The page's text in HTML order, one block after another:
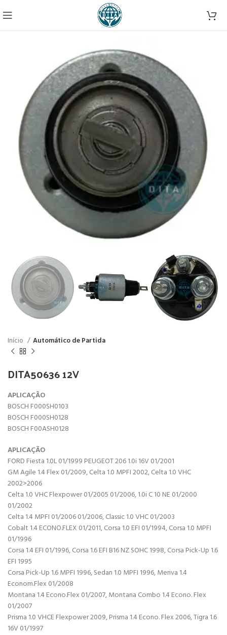
Início Automático de Partida
DITA50636 12V
APLICAÇÃO
BOSCH F000SH0103
BOSCH F000SH0128
BOSCH F00ASH0128
APLICAÇÃO
FORD Fiesta 1.0L 01/1999 PEUGEOT 206 1.0i 16V 01/2001
GM Agile 1.4 Flex 01/2009, Celta 1.0 MPFI 2002, Celta 1.0 VHC
2002>2006
Celta 1.0 VHC Flexpower 01/2005 01/2006, 1.0i C 10 NE 01/2000
01/2002
Celta 1.4 MPFI 01/2006 01/2006, Classic 1.0 VHC 01/2003
Cobalt 1.4 ECONO.FLEX 01/2011, Corsa 1.0 EFI 01/1994, Corsa 1.0 MPFI
01/1996
Corsa 1.4 EFI 01/1996, Corsa 1.6 EFI B16 NZ SOHC 1998, Corsa Pick-Up 1.6
EFI 1995
Corsa Pick-Up 1.6 MPFI 1996, Sedan 1.0 MPFI 1996, Meriva 1.4
Econom.Flex 01/2008
Montana 1.4 Econo.Flex 01/2007, Montana Combo 1.4 Econo. Flex
01/2007
Prisma 1.0 VHCE Flexpower 2009, Prisma 1.4 Econo. Flex 2006, Tigra 1.6
16V 01/1997